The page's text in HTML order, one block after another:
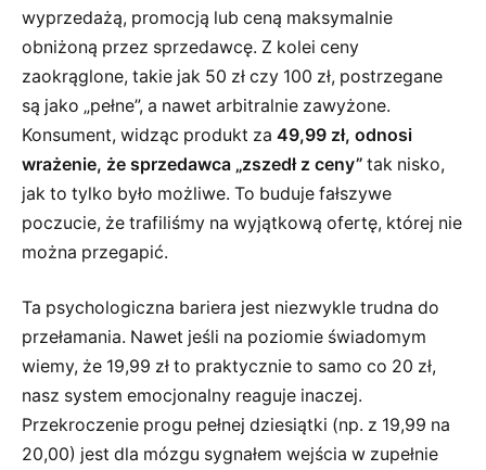
wyprzedażą, promocją lub ceną maksymalnie
obniżoną przez sprzedawcę. Z kolei ceny
zaokrąglone, takie jak 50 zł czy 100 zł, postrzegane
są jako „pełne”, a nawet arbitralnie zawyżone.
Konsument, widząc produkt za 49,99 zł, odnosi
wrażenie, że sprzedawca „zszedł z ceny” tak nisko,
jak to tylko było możliwe. To buduje fałszywe
poczucie, że trafiliśmy na wyjątkową ofertę, której nie
można przegapić.
Ta psychologiczna bariera jest niezwykle trudna do
przełamania. Nawet jeśli na poziomie świadomym
wiemy, że 19,99 zł to praktycznie to samo co 20 zł,
nasz system emocjonalny reaguje inaczej.
Przekroczenie progu pełnej dziesiątki (np. z 19,99 na
20,00) jest dla mózgu sygnałem wejścia w zupełnie